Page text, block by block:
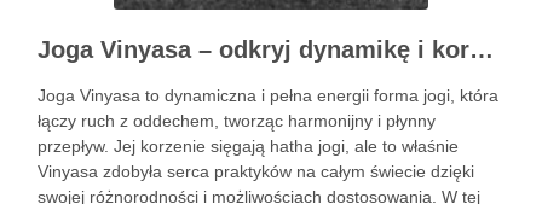
Joga Vinyasa – odkryj dynamikę i korzyści tej praktyki
Joga Vinyasa to dynamiczna i pełna energii forma jogi, która
łączy ruch z oddechem, tworząc harmonijny i płynny
przepływ. Jej korzenie sięgają hatha jogi, ale to właśnie
Vinyasa zdobyła serca praktyków na całym świecie dzięki
swojej różnorodności i możliwościach dostosowania. W tej